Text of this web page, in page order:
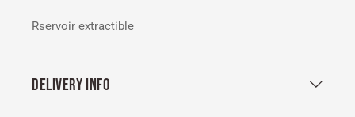
Rservoir extractible
DELIVERY INFO